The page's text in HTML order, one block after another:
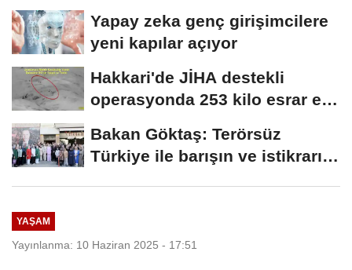
Yapay zeka genç girişimcilere
yeni kapılar açıyor
Hakkari'de JİHA destekli
operasyonda 253 kilo esrar ele
Bakan Göktaş: Terörsüz
Türkiye ile barışın ve istikrarın
YAŞAM
Yayınlanma: 10 Haziran 2025 - 17:51